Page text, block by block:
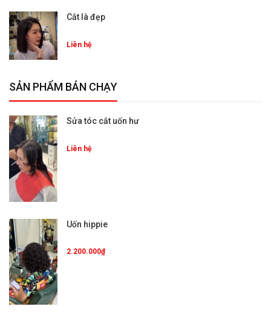
Cắt là đẹp
Liên hệ
SẢN PHẨM BÁN CHẠY
Sửa tóc cắt uốn hư
Liên hệ
Uốn hippie
2.200.000₫